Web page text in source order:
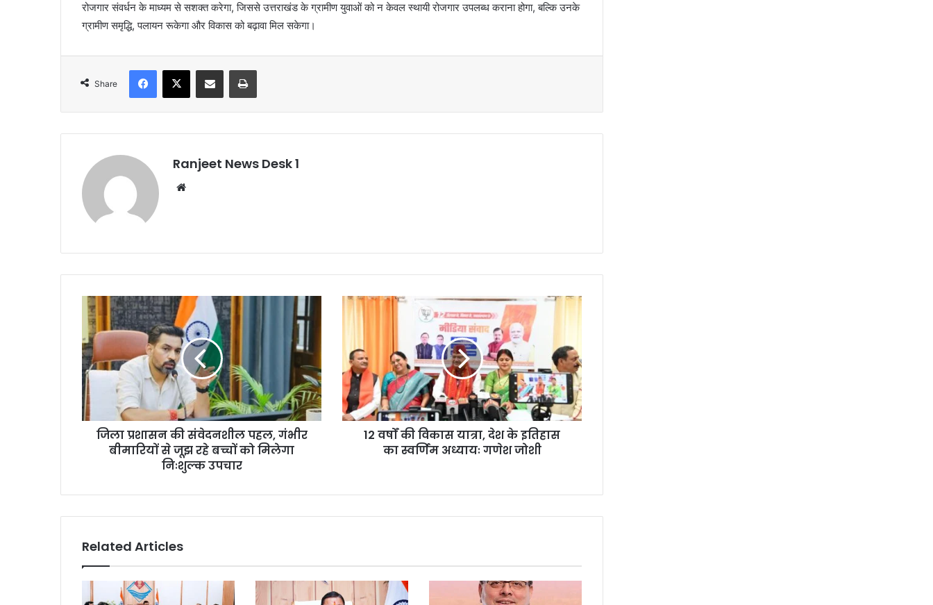
रोजगार संवर्धन के माध्यम से सशक्त करेगा, जिससे उत्तराखंड के ग्रामीण युवाओं को न केवल स्थायी रोजगार उपलब्ध कराना होगा, बल्कि उनके
ग्रामीण समृद्धि, पलायन रूकेगा और विकास को बढ़ावा मिल सकेगा।
Share
Ranjeet News Desk 1
जिला प्रशासन की संवेदनशील पहल, गंभीर
बीमारियों से जूझ रहे बच्चों को मिलेगा
निःशुल्क उपचार
12 वर्षों की विकास यात्रा, देश के इतिहास
का स्वर्णिम अध्यायः गणेश जोशी
Related Articles